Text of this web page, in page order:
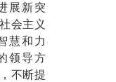
展新突
会主义
慧和力
领导方
不断提